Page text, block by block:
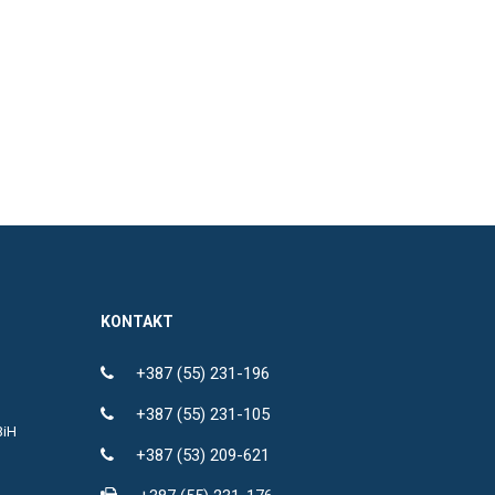
KONTAKT
+387 (55) 231-196
+387 (55) 231-105
+387 (53) 209-621